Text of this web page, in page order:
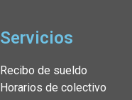
Servicios
Recibo de sueldo
Horarios de colectivo